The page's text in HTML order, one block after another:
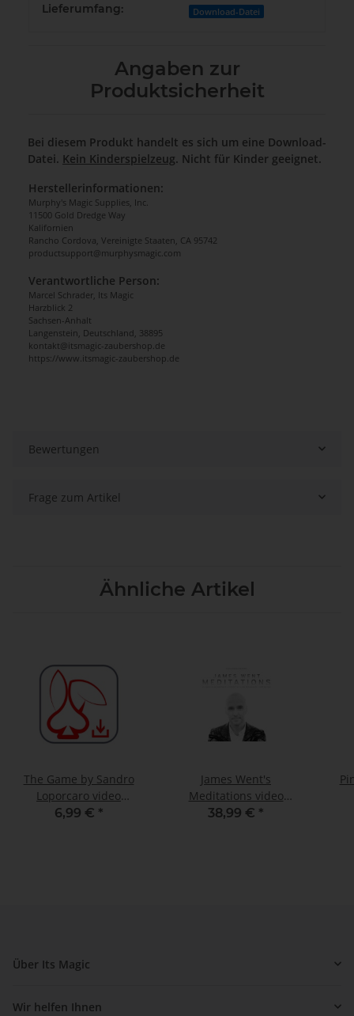
Lieferumfang: Download-Datei
Angaben zur
Produktsicherheit
Bei diesem Produkt handelt es sich um eine Download-
Datei. Kein Kinderspielzeug. Nicht für Kinder geeignet.
Herstellerinformationen:
Murphy's Magic Supplies, Inc.
11500 Gold Dredge Way
Kalifornien
Rancho Cordova, Vereinigte Staaten, CA 95742
productsupport@murphysmagic.com
Verantwortliche Person:
Marcel Schrader, Its Magic
Harzblick 2
Sachsen-Anhalt
Langenstein, Deutschland, 38895
kontakt@itsmagic-zaubershop.de
https://www.itsmagic-zaubershop.de
Bewertungen
Frage zum Artikel
Ähnliche Artikel
The Game by Sandro
Loporcaro video
DOWNLOAD
6,99 € *
James Went's
Meditations video
DOWNLOAD
38,99 € *
Über Its Magic
Wir helfen Ihnen